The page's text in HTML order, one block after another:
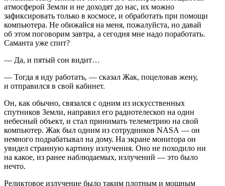
атмосферой Земли и не доходят до нас, их можно
зафиксировать только в космосе, и обработать при помощи
компьютера. Не обижайся на меня, пожалуйста, но давай
об этом поговорим завтра, а сегодня мне надо поработать.
Саманта уже спит?
— Да, и пятый сон видит…
— Тогда я иду работать, — сказал Жак, поцеловав жену,
и отправился в свой кабинет.
Он, как обычно, связался с одним из искусственных
спутников Земли, направил его радиотелескоп на один
небесный объект, и стал принимать телеметрию на свой
компьютер. Жак был одним из сотрудников NASA — он
немного подрабатывал на дому. На экране монитора он
увидел странную картину излучения. Оно не походило ни
на какое, из ранее наблюдаемых, излучений — это было
нечто.
Реликтовое излучение было таким плотным и мощным